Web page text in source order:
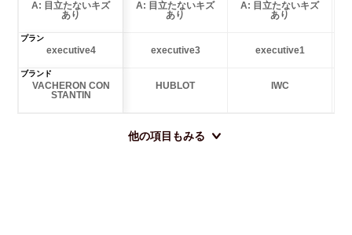
A: 目立たないキズ
あり
A: 目立たないキズ
あり
A: 目立たないキズ
あり
プラン
executive4 executive3 executive1
ブランド
VACHERON CON
STANTIN
HUBLOT IWC
他の項目もみる